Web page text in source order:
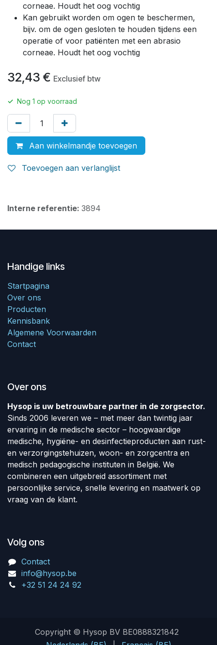
corneae. Houdt het oog vochtig
Kan gebruikt worden om ogen te beschermen,
bijv. om de ogen gesloten te houden tijdens een
operatie of voor patiënten met een abrasio
corneae. Houdt het oog vochtig
32,43 € Exclusief btw
✓ Nog 1 op voorraad
Aan winkelmandje toevoegen
Toevoegen aan verlanglijst
Interne referentie: 3894
Handige links
Startpagina
Over ons
Producten
Kennisbank
Algemene Voorwaarden
Contact
Over ons
Hysop is uw betrouwbare partner in de zorgsector.
Sinds 2006 leveren we – met meer dan twintig jaar
ervaring in de medische sector – hoogwaardige
medische, hygiëne- en desinfectieproducten aan rust-
en verzorgingstehuizen, woon- en zorgcentra en
medisch pedagogische instituten in België. We
combineren een uitgebreid assortiment met
persoonlijke service, snelle levering en maatwerk op
vraag van de klant.
Volg ons
Contact
info@hysop.be
+32 51 24 24 92
Copyright © Hysop BV BE0888321842